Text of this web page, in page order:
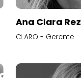
Ana Clara
CLARO - Gerente